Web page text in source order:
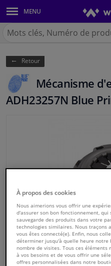
MENU
Carrosserie & tôles
Feux & ampoules
Freinage
Système d'échappement
Refroidissement & chauffage
Pièces moteur & accessoires
Filtres & liquides
Bagages & transport
Fenêtres & accessoires
Chercher
Winparts.be
Retour
Mécanisme
ADH23257N Blue
À propos des cookies
Nous aimerions vous offrir une
d'assurer son bon fonctionnement,
sauvegarde des produits dans votre
technologies similaires. Nous traçons
vous êtes connecté(e). Enfin, nous
déterminer jusqu'à quelle heure notre
nombre de visites. Tous ces
à vos besoins et de vous offrir une
offres personnalisées dans notre